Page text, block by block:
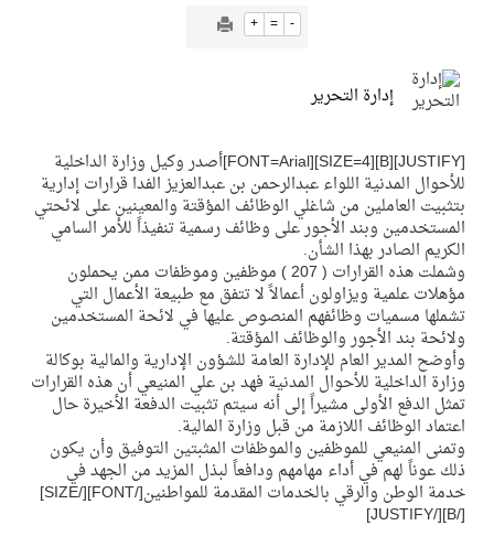
سيل الخير يروي ملاعب الكوكب
كأس العالم للرياضات الإلكترونية شاهد على ريادة المملكة والنهضة الشاملة فيها
المنتخب السعودي ينافس (64) دولة في أولمبياد الفلك والفيزياء الفلكية الدولي بالهند
+ = -
إدارة التحرير
[JUSTIFY][B][SIZE=4][FONT=Arial]أصدر وكيل وزارة الداخلية
للأحوال المدنية اللواء عبدالرحمن بن عبدالعزيز الفدا قرارات إدارية
بتثبيت العاملين من شاغلي الوظائف المؤقتة والمعينين على لائحتي
المستخدمين وبند الأجور على وظائف رسمية تنفيذاً للأمر السامي
الكريم الصادر بهذا الشأن.
وشملت هذه القرارات ( 207 ) موظفين وموظفات ممن يحملون
مؤهلات علمية ويزاولون أعمالاً لا تتفق مع طبيعة الأعمال التي
تشملها مسميات وظائفهم المنصوص عليها في لائحة المستخدمين
ولائحة بند الأجور والوظائف المؤقتة.
وأوضح المدير العام للإدارة العامة للشؤون الإدارية والمالية بوكالة
وزارة الداخلية للأحوال المدنية فهد بن علي المنيعي أن هذه القرارات
تمثل الدفع الأولى مشيراً إلى أنه سيتم تثبيت الدفعة الأخيرة حال
اعتماد الوظائف اللازمة من قبل وزارة المالية.
وتمنى المنيعي للموظفين والموظفات المثبتين التوفيق وأن يكون
ذلك عوناً لهم في أداء مهامهم ودافعاً لبذل المزيد من الجهد في
خدمة الوطن والرقي بالخدمات المقدمة للمواطنين[/FONT][/SIZE]
[/B][/JUSTIFY]